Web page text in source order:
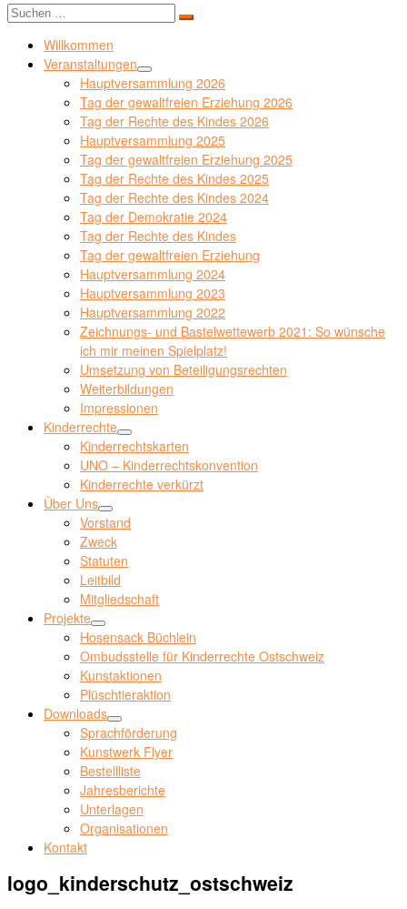
Suche
Suchen …
Willkommen
Veranstaltungen
Hauptversammlung 2026
Tag der gewaltfreien Erziehung 2026
Tag der Rechte des Kindes 2026
Hauptversammlung 2025
Tag der gewaltfreien Erziehung 2025
Tag der Rechte des Kindes 2025
Tag der Rechte des Kindes 2024
Tag der Demokratie 2024
Tag der Rechte des Kindes
Tag der gewaltfreien Erziehung
Hauptversammlung 2024
Hauptversammlung 2023
Hauptversammlung 2022
Zeichnungs- und Bastelwettewerb 2021: So wünsche
ich mir meinen Spielplatz!
Umsetzung von Beteiligungsrechten
Weiterbildungen
Impressionen
Kinderrechte
Kinderrechtskarten
UNO – Kinderrechtskonvention
Kinderrechte verkürzt
Über Uns
Vorstand
Zweck
Statuten
Leitbild
Mitgliedschaft
Projekte
Hosensack Büchlein
Ombudsstelle für Kinderrechte Ostschweiz
Kunstaktionen
Plüschtieraktion
Downloads
Sprachförderung
Kunstwerk Flyer
Bestellliste
Jahresberichte
Unterlagen
Organisationen
Kontakt
logo_kinderschutz_ostschweiz